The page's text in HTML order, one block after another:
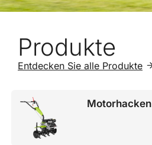
Produkte
Entdecken Sie alle Produkte
Motorhacken